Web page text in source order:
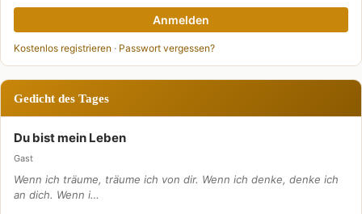
Anmelden
Kostenlos registrieren · Passwort vergessen?
Gedicht des Tages
Du bist mein Leben
Gast
Wenn ich träume, träume ich von dir. Wenn ich denke, denke ich
an dich. Wenn i…